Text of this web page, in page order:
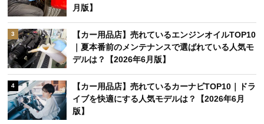
月版】
3
【カー用品店】売れているエンジンオイルTOP10
｜夏本番前のメンテナンスで選ばれている人気モ
デルは？【2026年6月版】
4
【カー用品店】売れているカーナビTOP10｜ドラ
イブを快適にする人気モデルは？【2026年6月
版】